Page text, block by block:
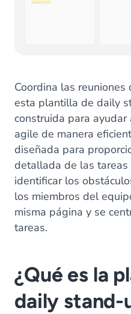
Coordina las
esta plantilla de daily
construida para
agile de manera
diseñada para
detallada de las
identificar los
los miembros del
misma página y se
tareas.
¿Qué es la
daily stand-